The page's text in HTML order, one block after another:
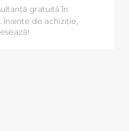
gratuită în
de achiziție,